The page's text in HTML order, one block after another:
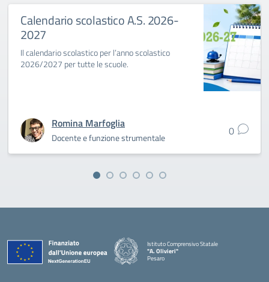
Calendario scolastico A.S. 2026-
2027
Il calendario scolastico per l’anno scolastico
2026/2027 per tutte le scuole.
Romina Marfoglia
Docente e funzione strumentale 0
Istituto Comprensivo Statale
"A. Olivieri"
Pesaro